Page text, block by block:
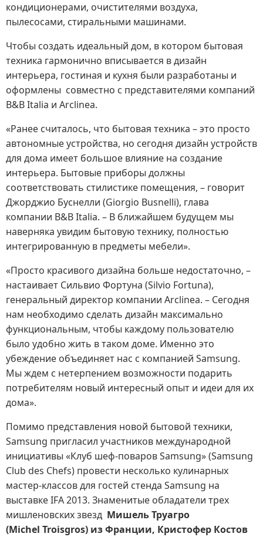
кондиционерами, очистителями воздуха,
пылесосами, стиральными машинами.
Чтобы создать идеальный дом, в котором бытовая
техника гармонично вписывается в дизайн
интерьера, гостиная и кухня были разработаны и
оформлены совместно с представителями компаний
B&B Italia и Arclinea.
«Ранее считалось, что бытовая техника – это просто
автономные устройства, но сегодня дизайн устройств
для дома имеет большое влияние на создание
интерьера. Бытовые приборы должны
соответствовать стилистике помещения, – говорит
Джорджио Буснелли (Giorgio Busnelli), глава
компании B&B Italia. – В ближайшем будущем мы
наверняка увидим бытовую технику, полностью
интегрированную в предметы мебели».
«Просто красивого дизайна больше недостаточно, –
настаивает Сильвио Фортуна (Silvio Fortuna),
генеральный директор компании Arclinea. – Сегодня
нам необходимо сделать дизайн максимально
функциональным, чтобы каждому пользователю
было удобно жить в таком доме. Именно это
убеждение объединяет нас с компанией Samsung.
Мы ждем с нетерпением возможности подарить
потребителям новый интересный опыт и идеи для их
дома».
Помимо представления новой бытовой техники,
Samsung пригласил участников международной
инициативы «Клуб шеф-поваров Samsung» (Samsung
Club des Chefs) провести несколько кулинарных
мастер-классов для гостей стенда Samsung на
выставке IFA 2013. Знаменитые обладатели трех
мишленовских звезд Мишель Труагро
(Michel Troisgros) из Франции, Кристофер Костов